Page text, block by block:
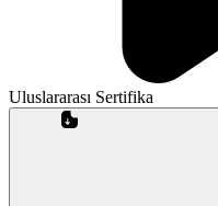
Uluslararası Sertifika